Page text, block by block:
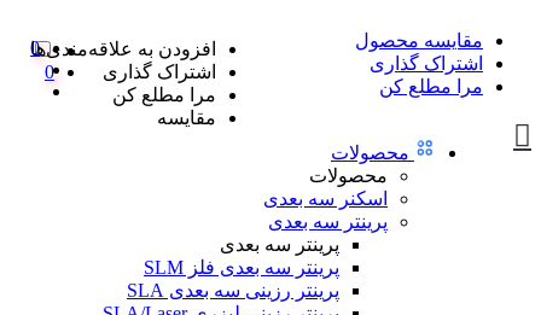
مقایسه محصول
اشتراک گذاری
مرا مطلع کن
0
0
محصولات
محصولات
اسکنر سه بعدی
پرینتر سه بعدی
پرینتر سه بعدی
پرینتر سه بعدی فلز SLM
پرینتر رزینی سه بعدی SLA
افزودن به علاقه‌مندی‌ها
اشتراک گذاری
مرا مطلع کن
مقایسه